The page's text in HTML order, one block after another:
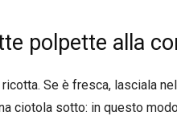
polpette alla
Se è fresca, lasciala
ciotola sotto: in questo